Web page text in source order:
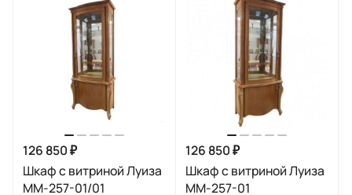
126 850 ₽
Шкаф с витриной Луиза
ММ-257-01/01
126 850 ₽
Шкаф с витриной Луиза
ММ-257-01